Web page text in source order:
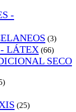
-
(3)
LÁTEX (66)
SECO
(25)